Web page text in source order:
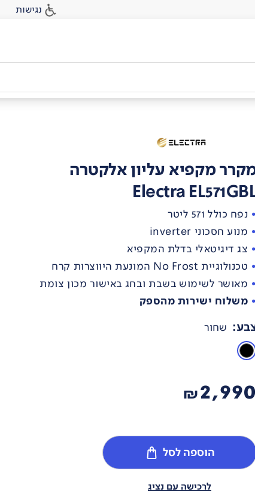
נגישות
מקפיא עליון אלקטרה
Electra
נפח כולל 571 ליטר
מנוע חסכוני inverter
צג דיגיטאלי בדלת המקפיא
טכנולוגיית No Frost המונעת היווצרות קרח
מאושר לשימוש בשבת ובחג באישור מכון צומת
משלוח ישירות מהספק
: שחור
2,990
₪
הוספה לסל
לרכישה עם נציג